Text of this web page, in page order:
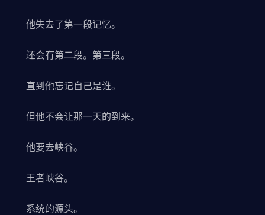
他失去了第一段记忆。
还会有第二段。第三段。
直到他忘记自己是谁。
但他不会让那一天的到来。
他要去峡谷。
王者峡谷。
系统的源头。